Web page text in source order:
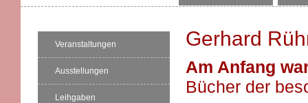
Veranstaltungen
Ausstellungen
Leihgaben
Gerhard
Am Anfang
Bücher der